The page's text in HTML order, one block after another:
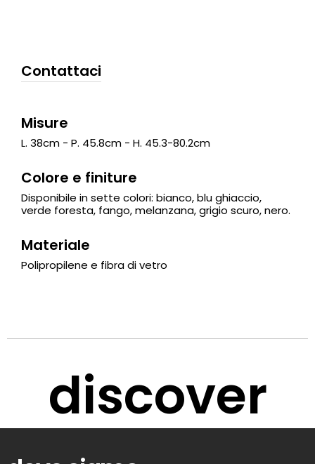
Contattaci
Misure
L. 38cm - P. 45.8cm - H. 45.3-80.2cm
Colore e finiture
Disponibile in sette colori: bianco, blu ghiaccio,
verde foresta, fango, melanzana, grigio scuro, nero.
Materiale
Polipropilene e fibra di vetro
discover